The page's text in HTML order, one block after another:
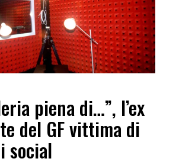
piena di…”, l’ex
del GF vittima di
social